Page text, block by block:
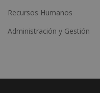
Recursos Humanos
Administración y Gestión